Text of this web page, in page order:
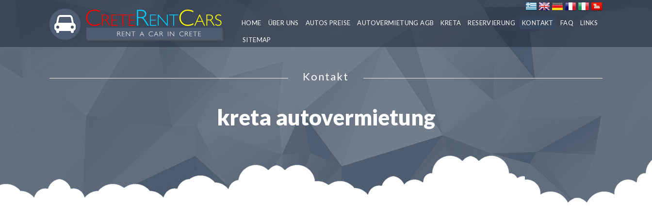
HOME ÜBER UNS AUTOS PREISE AUTOVERMIETUNG AGB KRETA RESERVIERUNG KONTAKT FAQ LINKS
SITEMAP
Kontakt
kreta autovermietung